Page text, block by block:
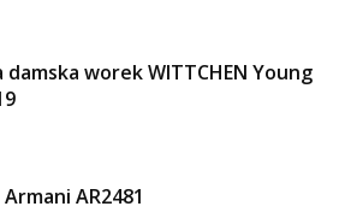
worek WITTCHEN Young
AR2481